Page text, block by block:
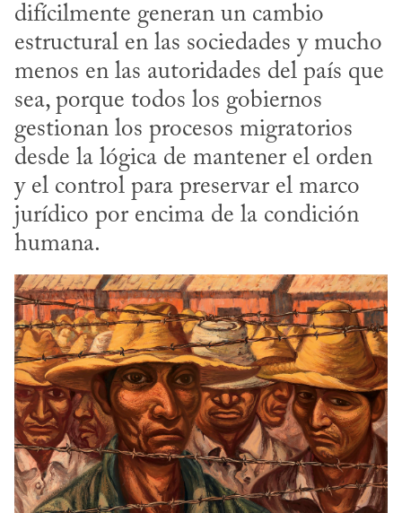
difícilmente generan un cambio
estructural en las sociedades y mucho
menos en las autoridades del país que
sea, porque todos los gobiernos
gestionan los procesos migratorios
desde la lógica de mantener el orden
y el control para preservar el marco
jurídico por encima de la condición
humana.